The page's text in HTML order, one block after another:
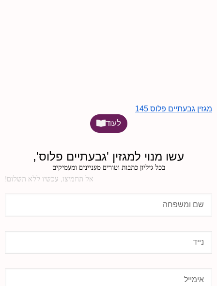
מגזין גבעתיים פלוס 145
לעוד
עשו מנוי למגזין 'גבעתיים פלוס',
בכל גיליון כתבות וטורים מעניינים ומעמיקים
אל תחמיצו, עכשיו ללא תשלום!